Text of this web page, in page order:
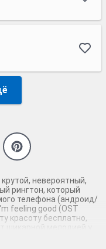
невероятный,
рингтон, который
телефона (андроид/
feeling good (OST
красоту бесплатно,
шикарной мелодией у
кто скачает